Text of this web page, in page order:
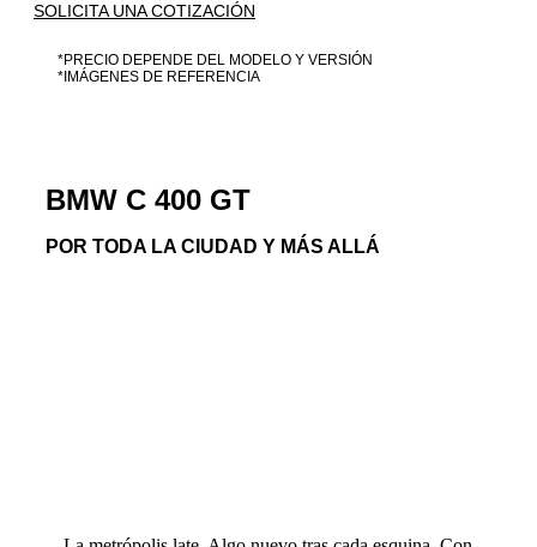
SOLICITA UNA COTIZACIÓN
*PRECIO DEPENDE DEL MODELO Y VERSIÓN
*IMÁGENES DE REFERENCIA
BMW C 400 GT
POR TODA LA CIUDAD Y MÁS ALLÁ